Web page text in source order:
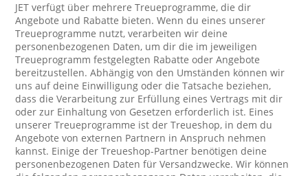
JET verfügt über mehrere Treueprogramme, die dir
Angebote und Rabatte bieten. Wenn du eines unserer
Treueprogramme nutzt, verarbeiten wir deine
personenbezogenen Daten, um dir die im jeweiligen
Treueprogramm festgelegten Rabatte oder Angebote
bereitzustellen. Abhängig von den Umständen können wir
uns auf deine Einwilligung oder die Tatsache beziehen,
dass die Verarbeitung zur Erfüllung eines Vertrags mit dir
oder zur Einhaltung von Gesetzen erforderlich ist. Eines
unserer Treueprogramme ist der Treueshop, in dem du
Angebote von externen Partnern in Anspruch nehmen
kannst. Einige der Treueshop-Partner benötigen deine
personenbezogenen Daten für Versandzwecke. Wir können